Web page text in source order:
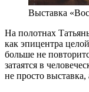
Выставка
На полотнах
как эпицентра
больше не
затаятся в
не просто